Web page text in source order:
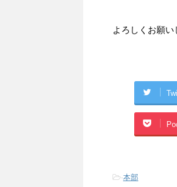
よろしくお願い
-本部